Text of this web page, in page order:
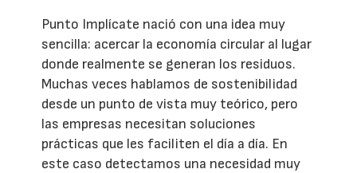
Punto Implícate nació con una idea muy
sencilla: acercar la economía circular al lugar
donde realmente se generan los residuos.
Muchas veces hablamos de sostenibilidad
desde un punto de vista muy teórico, pero
las empresas necesitan soluciones
prácticas que les faciliten el día a día. En
este caso detectamos una necesidad muy